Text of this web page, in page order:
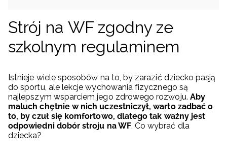
Strój na WF zgodny ze
szkolnym regulaminem
Istnieje wiele sposobów na to, by zarazić dziecko pasją
do sportu, ale lekcje wychowania fizycznego są
najlepszym wsparciem jego zdrowego rozwoju. Aby
maluch chętnie w nich uczestniczył, warto zadbać o
to, by czuł się komfortowo, dlatego tak ważny jest
odpowiedni dobór stroju na WF. Co wybrać dla
dziecka?